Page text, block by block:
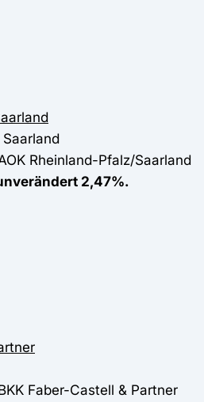
Saarland
Rheinland-Pfalz/Saarland
2,47%.
Faber-Castell & Partner